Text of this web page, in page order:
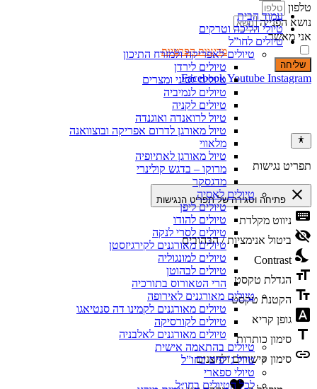
עמוד הבית
טיולי הליכה וטרקים
טיולים לחו”ל
טיולים לאפריקה ולמזרח התיכון
טיולים לירדן
טיולים לסיני ומצרים
טיולים לנמיביה
טיולים לקניה
טיול לרואנדה ואוגנדה
טיול מאורגן לדרום אפריקה ובוצוואנה
מלאווי
טיול מאורגן לאתיופיה
מרוקו – בדגש קולינרי
מדגסקר
טיולים לאסיה
טיולים ליפן
טיולים להודו
טיולים לסרי לנקה
טיולים מאורגנים לקירגיזסטן
טיולים למונגוליה
טיולים לבהוטן
הרי הטאורוס בתורכיה
טיולים מאורגנים לאירופה
טיולים מאורגנים לקמינו דה סנטיאגו
טיולים לקורסיקה
טיולים מאורגנים לאלבניה
טיולים בהתאמה אישית
טיול ג’יפים בחו”ל
טיולי ספארי
לכל הטיולים בחו״ל
טלפון
נושא הפנייה
אני מאשר
אני מאשר.ת את מדיניות הפרטיות באתר
שליחה
FacebookYoutube Instagram
כל הזכויות שמורות לאמיר פלג טיולים אחרים 2026 ©
תפריט נגישות
close פתיחה וסגירה של תפריט הנגישות
keyboard ניווט מקלדת
visibility_off ביטול אנימציות / הבהובים
nights_stay
Contrast
format_size הגדלת טקסט
text_fields הקטנת טקסט
font_download גופן קריא
title סימון כותרות
link סימון קישורים ולחצנים
favorite